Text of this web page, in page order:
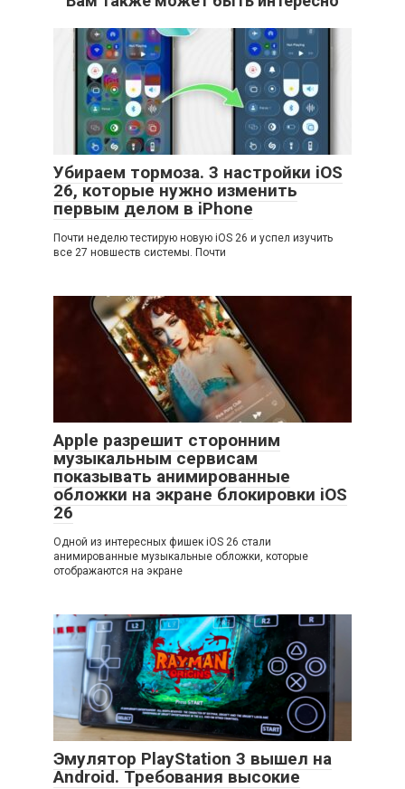
Убираем тормоза. 3 настройки iOS
26, которые нужно изменить
первым делом в iPhone
Почти неделю тестирую новую iOS 26 и успел изучить
все 27 новшеств системы. Почти
Apple разрешит сторонним
музыкальным сервисам
показывать анимированные
обложки на экране блокировки iOS
26
Одной из интересных фишек iOS 26 стали
анимированные музыкальные обложки, которые
отображаются на экране
Эмулятор PlayStation 3 вышел на
Android. Требования высокие